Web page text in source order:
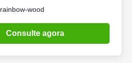
rainbow-wood
Consulte agora